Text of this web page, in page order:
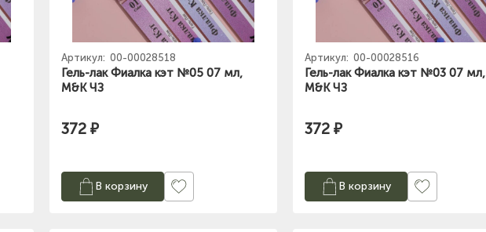
Артикул: 00-00028518
Гель-лак Фиалка кэт №05 07 мл,
M&K ЧЗ
372 ₽
В корзину
Артикул: 00-00028516
Гель-лак Фиалка кэт №03 07 мл,
M&K ЧЗ
372 ₽
В корзину